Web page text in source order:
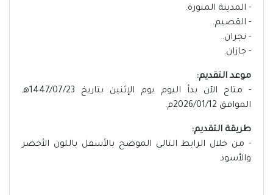
- المدينة المنورة.
- القصيم.
- نجران.
- جازان.
موعد التقديم:
- متاح الآن بدأ اليوم يوم الإثنين بتاريخ 1447/07/23هـ
الموافق 2026/01/12م.
طريقة التقديم:
- من خلال الرابط التالي الموضح بالأسفل باللون الأخضر
والأسود